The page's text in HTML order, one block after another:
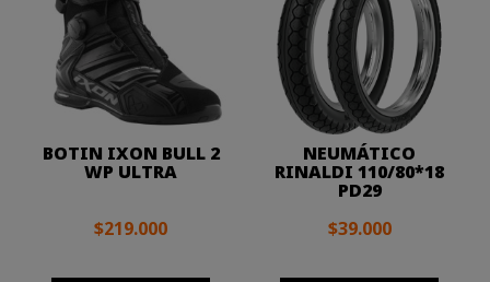
BOTIN IXON BULL 2
WP ULTRA
$219.000
NEUMÁTICO
RINALDI 110/80*18
PD29
$39.000